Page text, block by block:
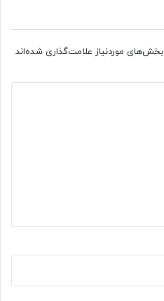
بخش‌های موردنیاز علامت‌گذاری شده‌اند